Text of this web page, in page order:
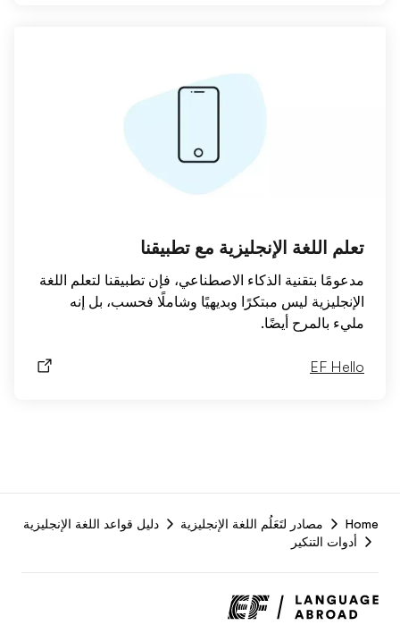
تعلم اللغة الإنجليزية مع تطبيقنا
مدعومًا بتقنية الذكاء الاصطناعي، فإن تطبيقنا لتعلم اللغة
الإنجليزية ليس مبتكرًا وبديهيًا وشاملًا فحسب، بل إنه
مليء بالمرح أيضًا.
EF Hello
Home مصادر لتَعَلُم اللغة الإنجليزية
دليل قواعد اللغة الإنجليزية
أدوات التنكير